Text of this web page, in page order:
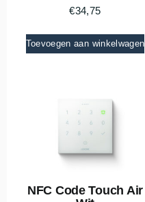
€34,75
Toevoegen aan winkelwagen
NFC Code Touch Air